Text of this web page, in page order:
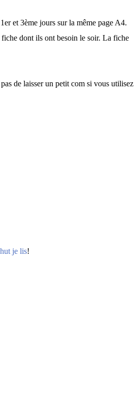
et 3ème jours sur la même page A4.
dont ils ont besoin le soir. La fiche
de laisser un petit com si vous utilisez
je lis!